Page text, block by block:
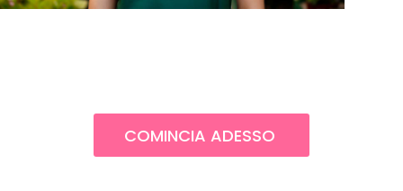
COMINCIA ADESSO